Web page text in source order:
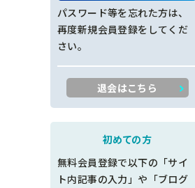
施工管理
創意工夫
品質管理
出来形管理
工程管理
パスワード等を忘れた方は、
再度新規会員登録をしてくだ
さい。
退会はこちら
初めての方
無料会員登録で以下の「サイ
ト内記事の入力」や「ブログ